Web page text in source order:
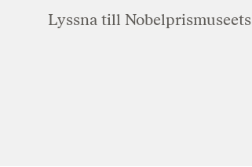
Lyssna till Nobelprismuseets